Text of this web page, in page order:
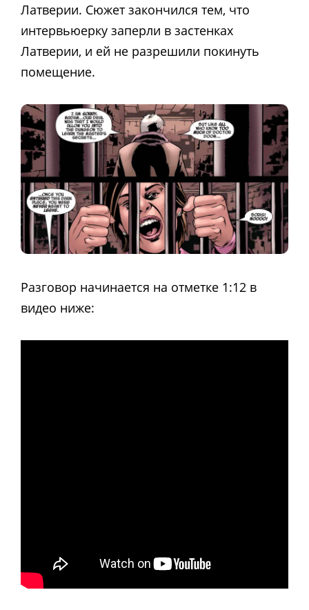
Латверии. Сюжет закончился тем, что
интервьюерку заперли в застенках
Латверии, и ей не разрешили покинуть
помещение.
Разговор начинается на отметке 1:12 в
видео ниже: